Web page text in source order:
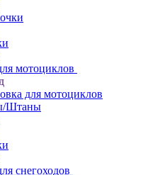
мотоциклов
для мотоциклов
Штаны
снегоходов